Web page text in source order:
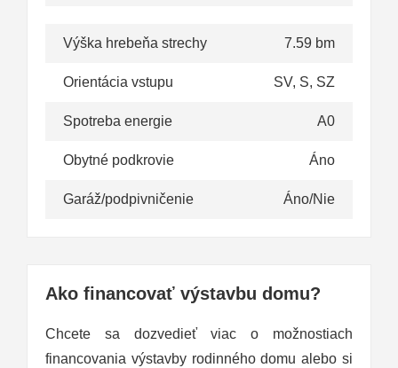
Výška hrebeňa strechy 7.59 bm
Orientácia vstupu SV, S, SZ
Spotreba energie A0
Obytné podkrovie Áno
Garáž/podpivničenie Áno/Nie
Ako financovať výstavbu domu?
Chcete sa dozvedieť viac o možnostiach
financovania výstavby rodinného domu alebo si